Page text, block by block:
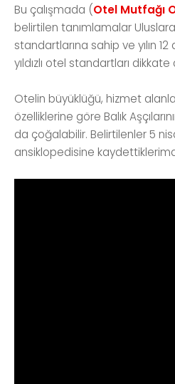
Bu çalışmada (Otel Mutfağı
belirtilen tanımlamalar
standartlarına sahip ve yılın
yıldızlı otel standartları dikkate
Otelin büyüklüğü, hizmet
özelliklerine göre Balık
da çoğalabilir. Belirtilenler 5
ansiklopedisine